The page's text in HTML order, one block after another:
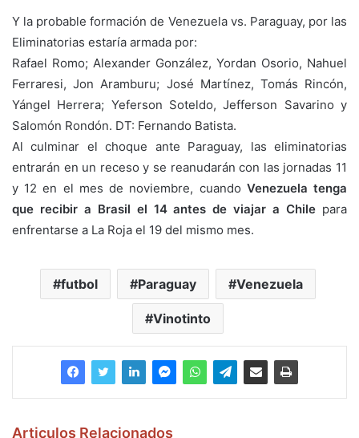
Y la probable formación de Venezuela vs. Paraguay, por las
Eliminatorias estaría armada por:
Rafael Romo; Alexander González, Yordan Osorio, Nahuel
Ferraresi, Jon Aramburu; José Martínez, Tomás Rincón,
Yángel Herrera; Yeferson Soteldo, Jefferson Savarino y
Salomón Rondón. DT: Fernando Batista.
Al culminar el choque ante Paraguay, las eliminatorias
entrarán en un receso y se reanudarán con las jornadas 11
y 12 en el mes de noviembre, cuando Venezuela tenga
que recibir a Brasil el 14 antes de viajar a Chile para
enfrentarse a La Roja el 19 del mismo mes.
futbol Paraguay Venezuela
Vinotinto
Articulos Relacionados